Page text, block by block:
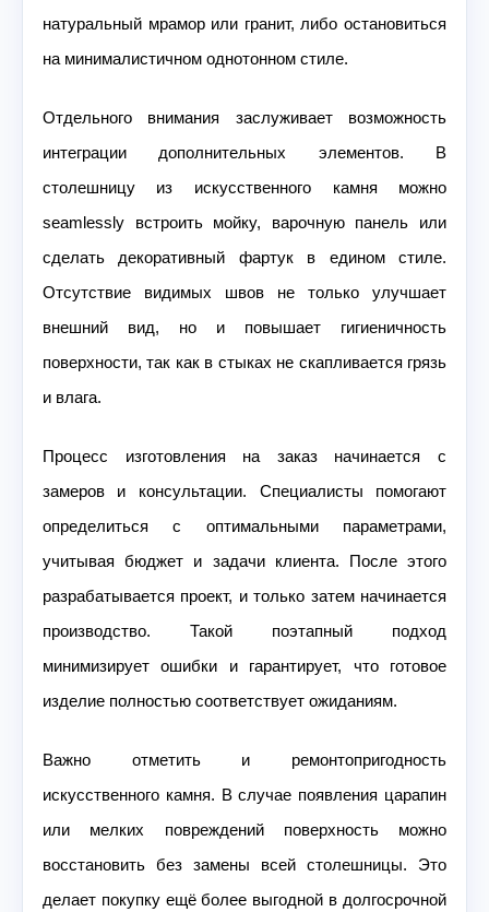
натуральный мрамор или гранит, либо остановиться
на минималистичном однотонном стиле.
Отдельного внимания заслуживает возможность
интеграции дополнительных элементов. В
столешницу из искусственного камня можно
seamlessly встроить мойку, варочную панель или
сделать декоративный фартук в едином стиле.
Отсутствие видимых швов не только улучшает
внешний вид, но и повышает гигиеничность
поверхности, так как в стыках не скапливается грязь
и влага.
Процесс изготовления на заказ начинается с
замеров и консультации. Специалисты помогают
определиться с оптимальными параметрами,
учитывая бюджет и задачи клиента. После этого
разрабатывается проект, и только затем начинается
производство. Такой поэтапный подход
минимизирует ошибки и гарантирует, что готовое
изделие полностью соответствует ожиданиям.
Важно отметить и ремонтопригодность
искусственного камня. В случае появления царапин
или мелких повреждений поверхность можно
восстановить без замены всей столешницы. Это
делает покупку ещё более выгодной в долгосрочной